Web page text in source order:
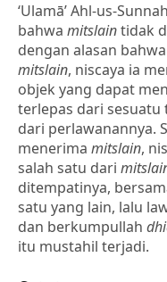
‘Ulamā’ Ahl-us-
bahwa mitslaintidak
dengan alasan
mitslain, niscaya ia
objek yang dapat
terlepas dari sesuatu
dari perlawanannya.
menerima mitslain,
salah satu dari
ditempatinya,
satu yang lain, lalu
dan berkumpullah
itu mustahil terjadi.